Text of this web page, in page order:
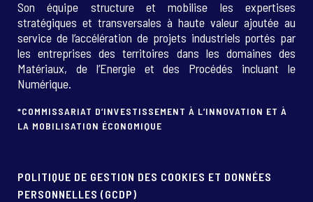
Son équipe structure et mobilise les expertises
stratégiques et transversales à haute valeur ajoutée au
service de l’accélération de projets industriels portés par
les entreprises des territoires dans les domaines des
Matériaux, de l’Energie et des Procédés incluant le
Numérique.
*COMMISSARIAT D’INVESTISSEMENT À L’INNOVATION ET À
LA MOBILISATION ÉCONOMIQUE
POLITIQUE DE GESTION DES COOKIES ET DONNÉES
PERSONNELLES (GCDP)